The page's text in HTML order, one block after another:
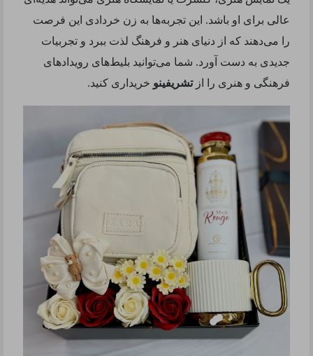
عالی برای او باشد. این تجربه‌ها به زن خردادی این فرصت
را می‌دهند که از دنیای هنر و فرهنگ لذت ببرد و تجربیات
جدیدی به دست آورد. شما می‌توانید بلیط‌های رویدادهای
فرهنگی و هنری را ازتشریفینو خریداری کنید.